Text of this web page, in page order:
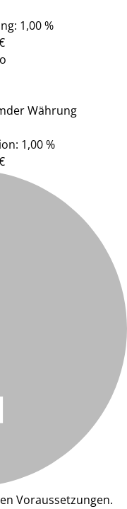
1,00 %
Währung
1,00 %
Voraussetzungen.